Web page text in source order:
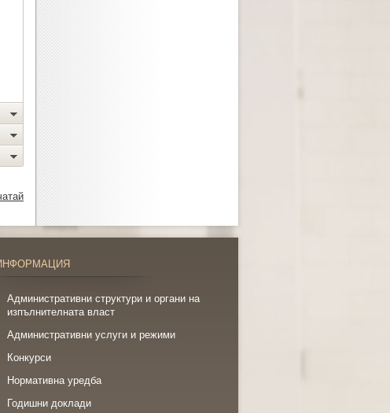
Административни структури и органи на
изпълнителната власт
Административни услуги и режими
Конкурси
Нормативна уредба
Годишни доклади